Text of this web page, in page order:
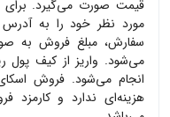
قیمت صورت می‌گیرد.
مورد نظر خود را به
سفارش، مبلغ فروش به
می‌شود. واریز از کیف پول
انجام می‌شود. فروش
هزینه‌ای ندارد و کارمزد